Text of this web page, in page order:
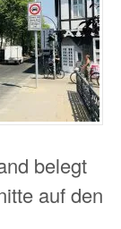
belegt
auf den